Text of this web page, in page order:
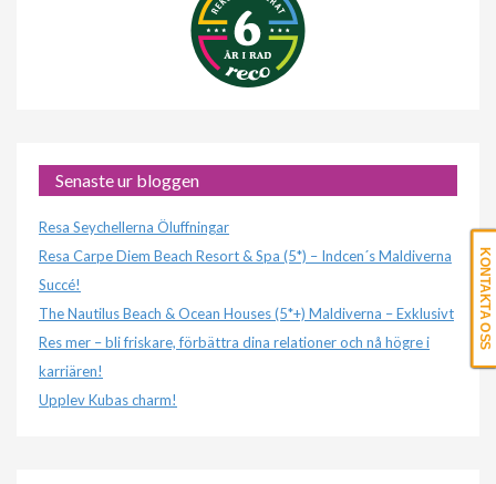
Senaste ur bloggen
Resa Seychellerna Öluffningar
Resa Carpe Diem Beach Resort & Spa (5*) – Indcen´s Maldiverna
Succé!
The Nautilus Beach & Ocean Houses (5*+) Maldiverna – Exklusivt
Res mer – bli friskare, förbättra dina relationer och nå högre i
karriären!
Upplev Kubas charm!
KONTAKTA OSS